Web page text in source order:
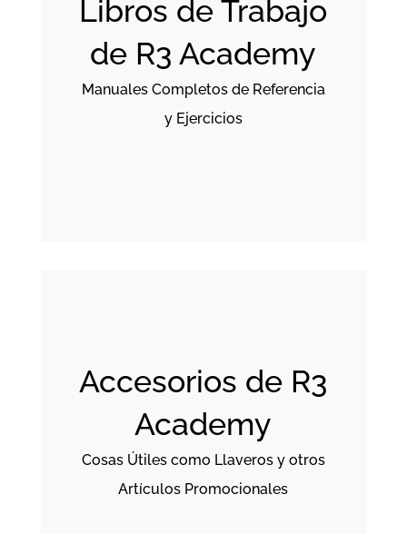
Libros de Trabajo
de R3 Academy
Manuales Completos de Referencia
y Ejercicios
Accesorios de R3
Academy
Cosas Útiles como Llaveros y otros
Artículos Promocionales